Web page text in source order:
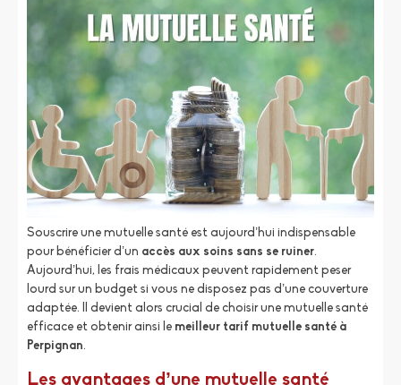
Souscrire une mutuelle santé est aujourd’hui indispensable
pour bénéficier d’un accès aux soins sans se ruiner.
Aujourd’hui, les frais médicaux peuvent rapidement peser
lourd sur un budget si vous ne disposez pas d’une couverture
adaptée. Il devient alors crucial de choisir une mutuelle santé
efficace et obtenir ainsi le meilleur tarif mutuelle santé à
Perpignan.
Les avantages d’une mutuelle santé